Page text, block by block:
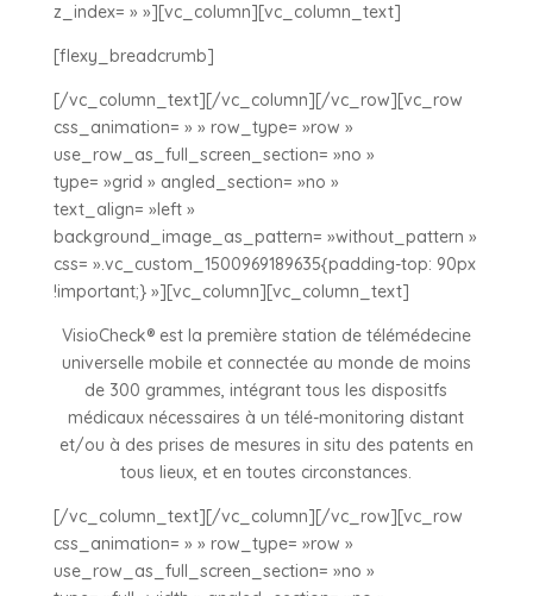
z_index= » »][vc_column][vc_column_text]
[flexy_breadcrumb]
[/vc_column_text][/vc_column][/vc_row][vc_row
css_animation= » » row_type= »row »
use_row_as_full_screen_section= »no »
type= »grid » angled_section= »no »
text_align= »left »
background_image_as_pattern= »without_pattern »
css= ».vc_custom_1500969189635{padding-top: 90px
!important;} »][vc_column][vc_column_text]
VisioCheck® est la première station de télémédecine
universelle mobile et connectée au monde de moins
de 300 grammes, intégrant tous les dispositfs
médicaux nécessaires à un télé-monitoring distant
et/ou à des prises de mesures in situ des patents en
tous lieux, et en toutes circonstances.
[/vc_column_text][/vc_column][/vc_row][vc_row
css_animation= » » row_type= »row »
use_row_as_full_screen_section= »no »